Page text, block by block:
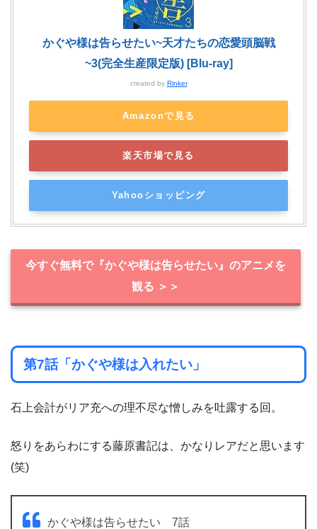
かぐや様は告らせたい~天才たちの恋愛頭脳戦
~3(完全生産限定版) [Blu-ray]
created by Rinker
Amazonで見る
楽天市場で見る
Yahooショッピング
今すぐ無料で『かぐや様は告らせたい』のアニメを
観る ＞＞
第7話「かぐや様は入れたい」
石上会計がリア充への理不尽な憎しみを吐露する回。
怒りをあらわにする藤原書記は、かなりレアだと思います
(笑)
かぐや様は告らせたい 7話